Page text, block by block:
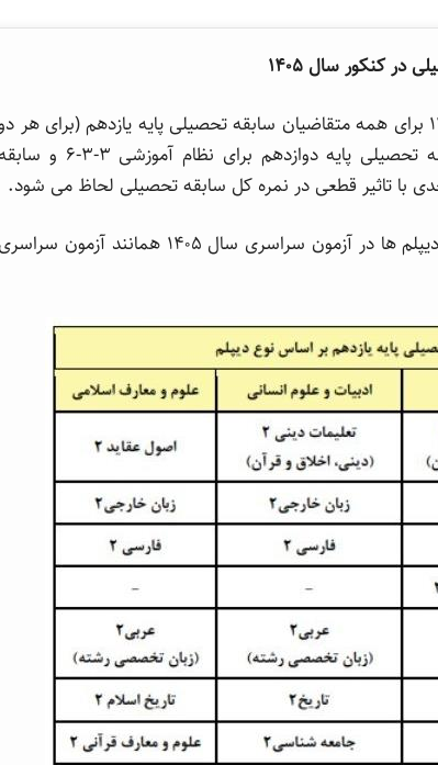
کنکور سال ۱۴۰۵
۱ – طبق بند ب مصوبه یاد شده، در آزمون سراسری سال ۱۴۰۵ برای همه متقاضیان سابقه تحصیلی پایه یازدهم (برای هر
نظام آموزشی ۳-۳-۶ و سالی واحدی) با تاثیر قطعی و سابقه تحصیلی پایه دوازدهم برای نظام آموزشی
با تاثیر قطعی در نمره کل سابقه تحصیلی لحاظ می شود.
۲- عناوین دروس سابقه تحصیلی پایه یازدهم برای هر یک از دیپلم ها در آزمون سراسری سال ۱۴۰۵ همانند آزمون